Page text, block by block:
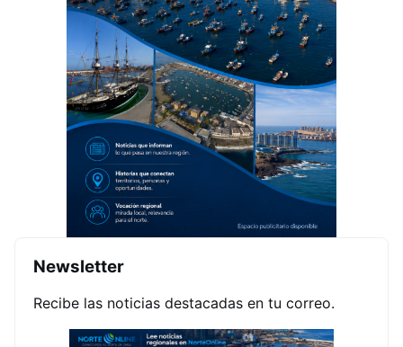
Newsletter
Recibe las noticias destacadas en tu correo.